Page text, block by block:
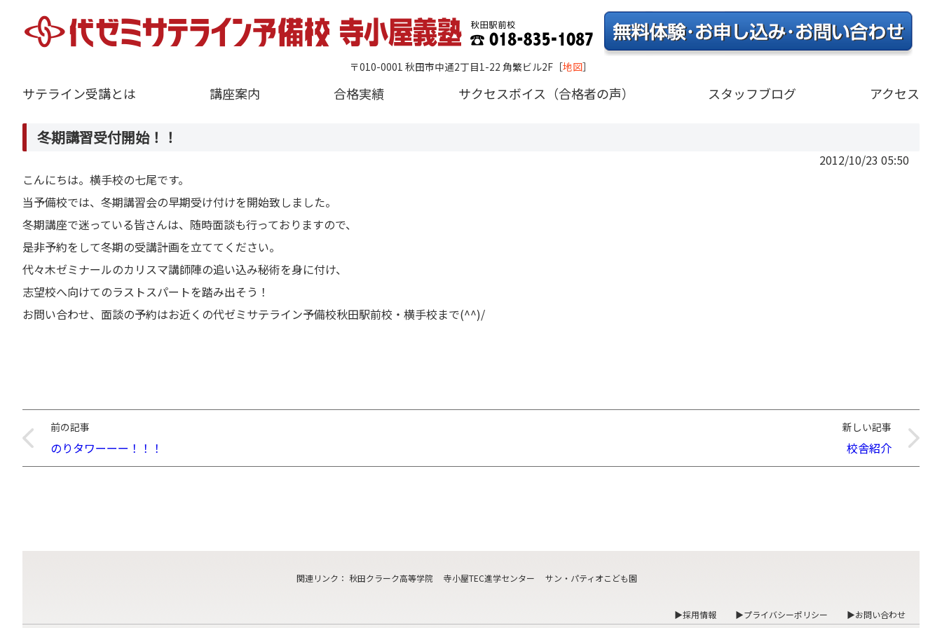
〒010-0001 秋田市中通2丁目1-22 角繁ビル2F ［地図］
サテライン受講とは 講座案内 合格実績 サクセスボイス（合格者の声） スタッフブログ アクセス
冬期講習受付開始！！
2012/10/23 05:50
こんにちは。横手校の七尾です。
当予備校では、冬期講習会の早期受け付けを開始致しました。
冬期講座で迷っている皆さんは、随時面談も行っておりますので、
是非予約をして冬期の受講計画を立ててください。
代々木ゼミナールのカリスマ講師陣の追い込み秘術を身に付け、
志望校へ向けてのラストスパートを踏み出そう！
お問い合わせ、面談の予約はお近くの代ゼミサテライン予備校秋田駅前校・横手校まで(^^)/
前の記事
のりタワーーー！！！
新しい記事
校舎紹介
関連リンク ： 秋田クラーク高等学院 寺小屋TEC進学センター サン・パティオこども園
▶採用情報 ▶プライバシーポリシー ▶お問い合わせ